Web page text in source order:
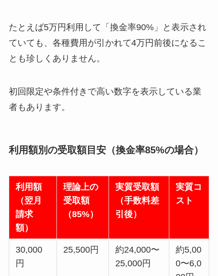
たとえば5万円利用して「換金率90%」と表示され
ていても、各種費用が引かれて4万円前後になるこ
とも珍しくありません。
初回限定や条件付きで高い数字を表示している業
者もあります。
利用額別の受取額目安（換金率85%の場合）
利用額
（翌月
請求
額）
理論上の
受取額
（85%）
実質受取額
（手数料差
引後）
実質コ
スト
30,000
円
25,500円
約24,000〜
25,000円
約5,00
0〜6,0